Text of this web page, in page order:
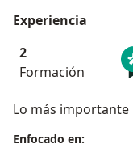
Experiencia
2
Formación
Lo más importante
Enfocado en: